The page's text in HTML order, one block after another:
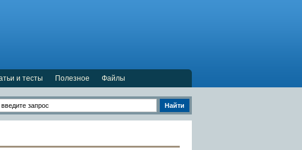
и тесты Полезное Файлы